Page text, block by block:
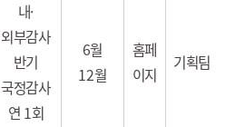
내·
외부감사
반기
국정감사
연 1회
6월
12월
홈페
이지
기획팀